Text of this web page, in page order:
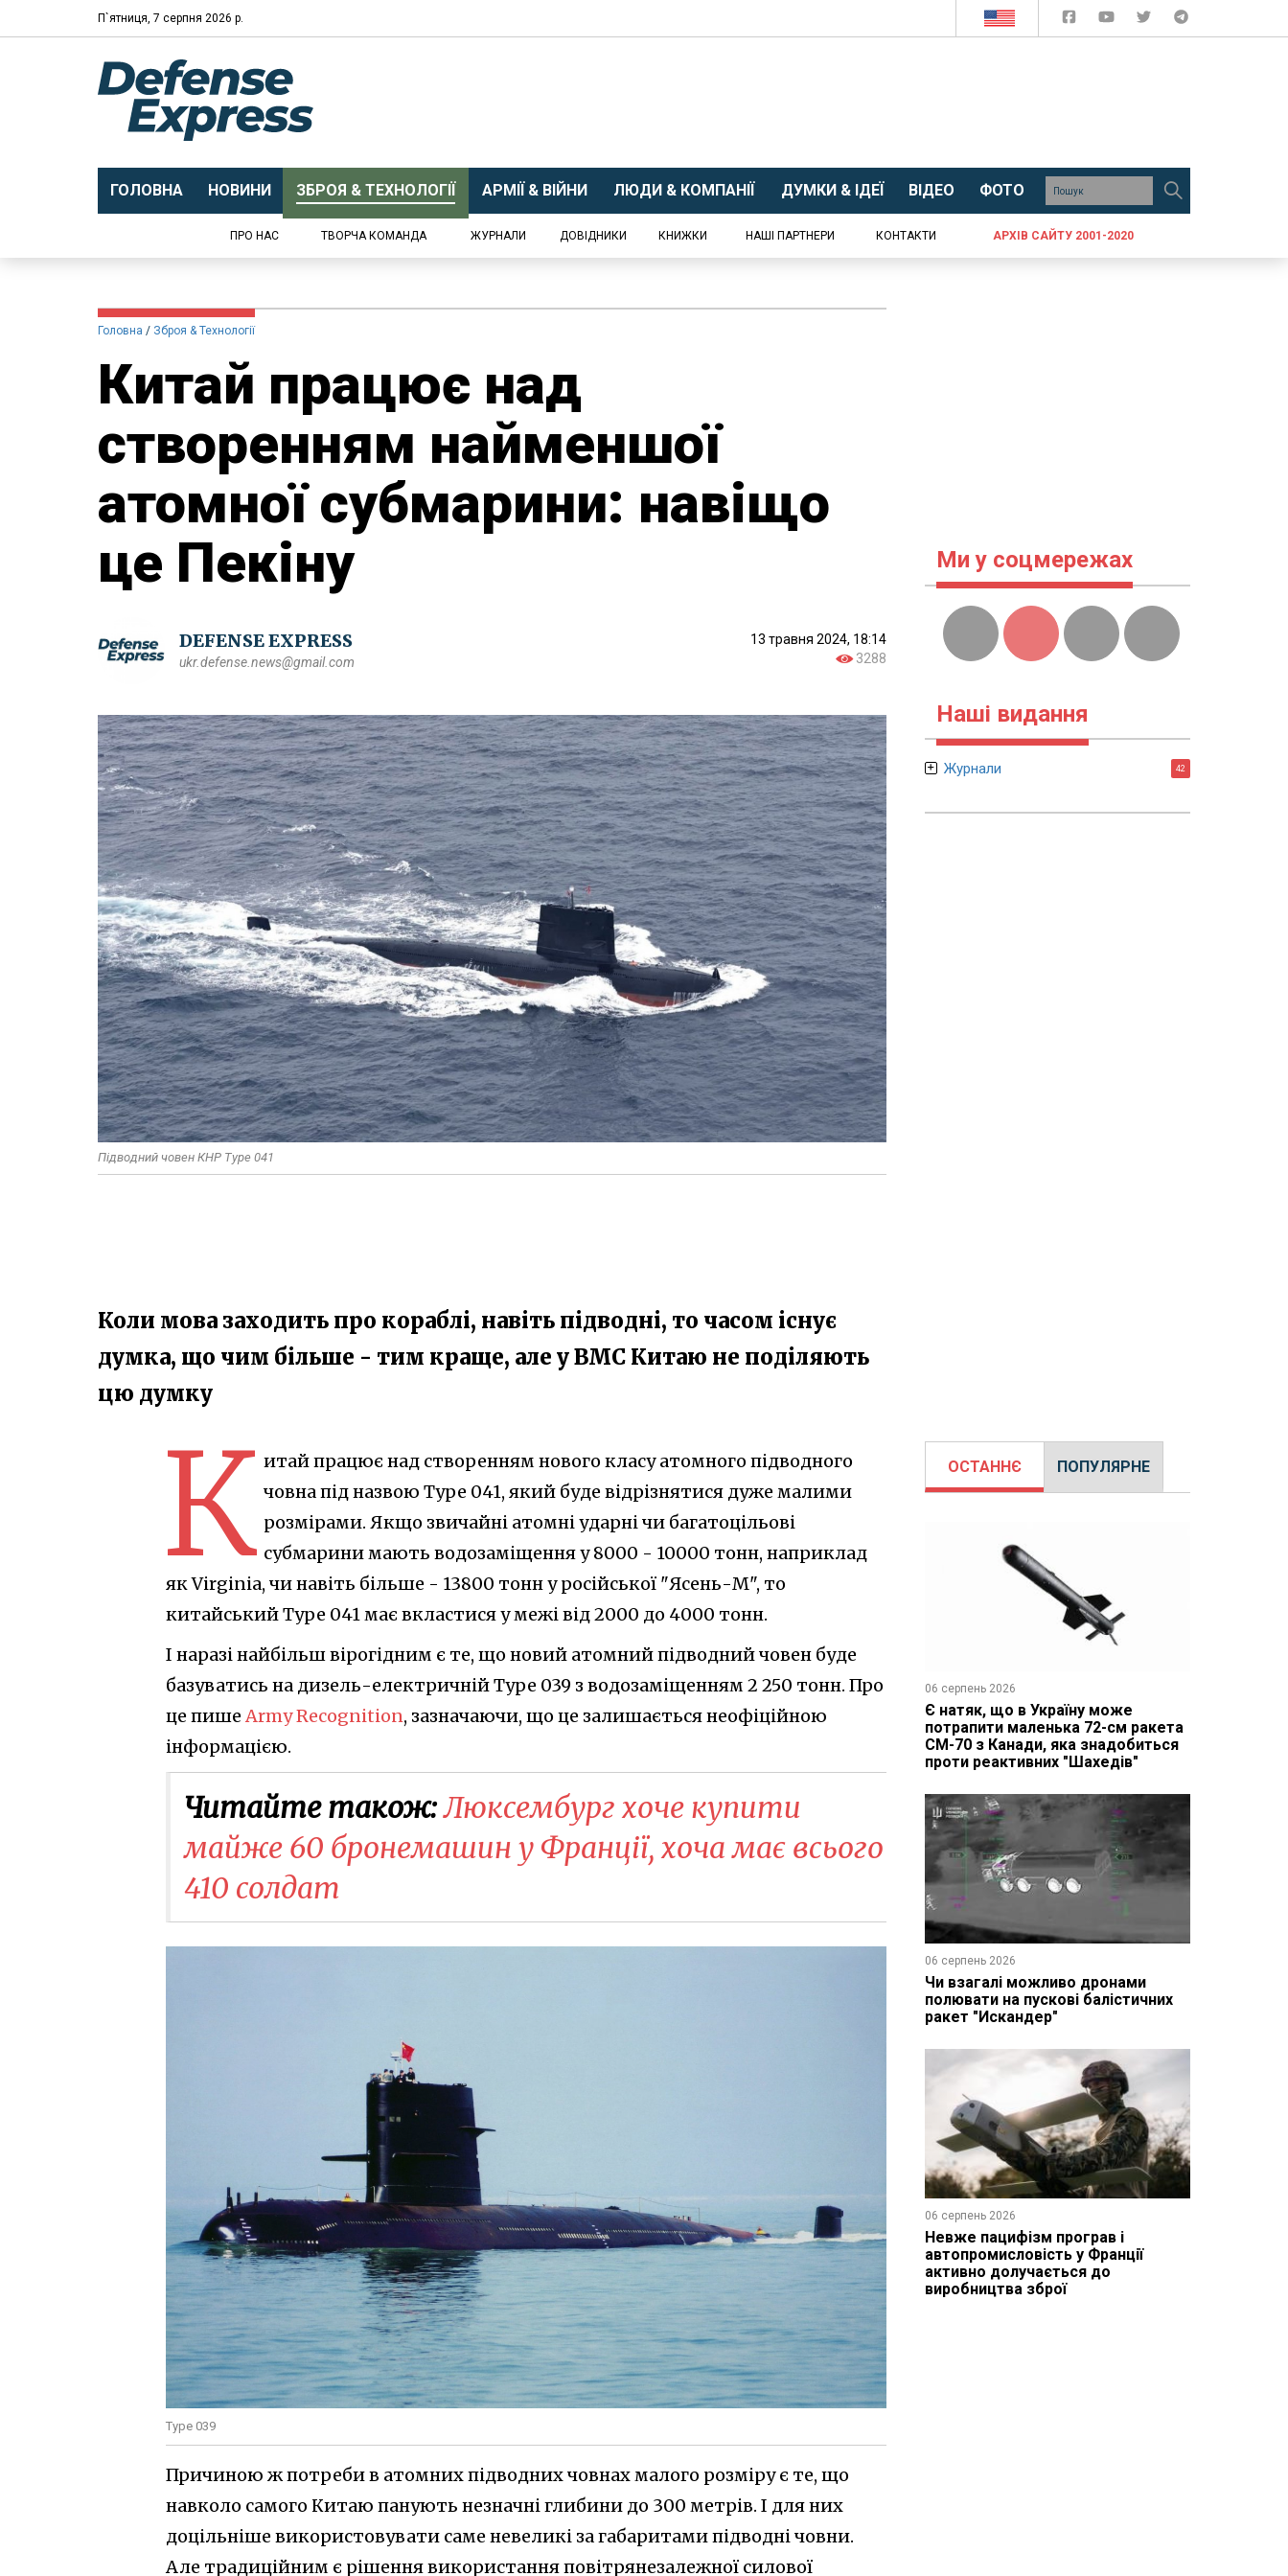
П`ятниця, 7 серпня 2026 р.
ГОЛОВНА НОВИНИ ЗБРОЯ & ТЕХНОЛОГІЇ АРМІЇ & ВІЙНИ ЛЮДИ & КОМПАНІЇ ДУМКИ & ІДЕЇ ВІДЕО ФОТО
ПРО НАС ТВОРЧА КОМАНДА ЖУРНАЛИ ДОВІДНИКИ КНИЖКИ НАШІ ПАРТНЕРИ КОНТАКТИ АРХІВ САЙТУ 2001-2020
Головна Зброя & Технології
Китай працює над
створенням найменшої
атомної субмарини: навіщо
це Пекіну
DEFENSE EXPRESS
ukr.defense.news@gmail.com
13 травня 2024, 18:14
3288
Підводний човен КНР Type 041
Коли мова заходить про кораблі, навіть підводні, то часом існує
думка, що чим більше - тим краще, але у ВМС Китаю не поділяють
цю думку
К итай працює над створенням нового класу атомного підводного
човна під назвою Type 041, який буде відрізнятися дуже малими
розмірами. Якщо звичайні атомні ударні чи багатоцільові
субмарини мають водозаміщення у 8000 - 10000 тонн, наприклад
як Virginia, чи навіть більше - 13800 тонн у російської "Ясень-М", то
китайський Type 041 має вкластися у межі від 2000 до 4000 тонн.
І наразі найбільш вірогідним є те, що новий атомний підводний човен буде
базуватись на дизель-електричній Type 039 з водозаміщенням 2 250 тонн. Про
це пише Army Recognition, зазначаючи, що це залишається неофіційною
інформацією.
Читайте також:Люксембург хоче купити
майже 60 бронемашин у Франції, хоча має всього
410 солдат
Type 039
Причиною ж потреби в атомних підводних човнах малого розміру є те, що
навколо самого Китаю панують незначні глибини до 300 метрів. І для них
доцільніше використовувати саме невеликі за габаритами підводні човни.
Але традиційним є рішення використання повітрянезалежної силової
Ми у соцмережах
Наші видання
Журнали 42
ОСТАННЄ ПОПУЛЯРНЕ
06 серпень 2026
Є натяк, що в Україну може
потрапити маленька 72-см ракета
CM-70 з Канади, яка знадобиться
проти реактивних "Шахедів"
06 серпень 2026
Чи взагалі можливо дронами
полювати на пускові балістичних
ракет "Искандер"
06 серпень 2026
Невже пацифізм програв і
автопромисловість у Франції
активно долучається до
виробництва зброї